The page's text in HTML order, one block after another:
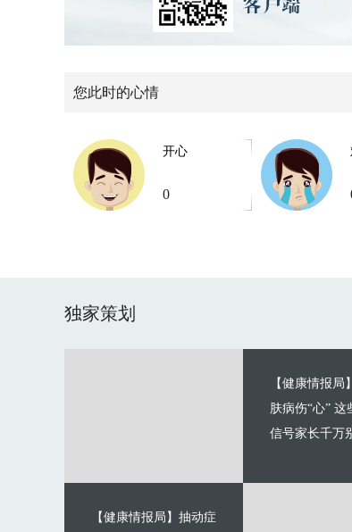
您此时的心情
开心
0
独家策划
【健康情报局
肤病伤“心” 这
信号家长千万
【健康情报局】抽动症